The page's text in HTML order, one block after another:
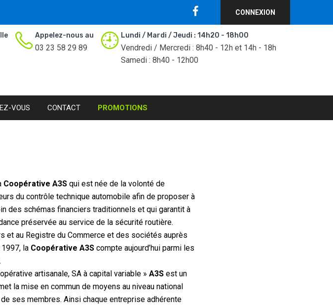
CONNEXION
Appelez-nous au
03 23 58 29 89
Lundi / Mardi / Jeudi : 14h20 - 18h00
Vendredi / Mercredi : 8h40 - 12h et 14h - 18h
Samedi : 8h40 - 12h00
VOUS CONTACT PROMOTIONS
Coopérative A3Squi est née de la volonté de
du contrôle technique automobile afin de proposer à
des schémas financiers traditionnels et qui garantit à
préservée au service de la sécurité routière.
et au Registre du Commerce et des sociétés auprès
la Coopérative A3Scompte aujourd’hui parmi les
artisanale, SA à capital variable » A3Sest un
la mise en commun de moyens au niveau national
ses membres. Ainsi chaque entreprise adhérente